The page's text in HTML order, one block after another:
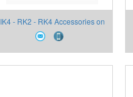
IK4 - RK2 - RK4 Accessories on
request